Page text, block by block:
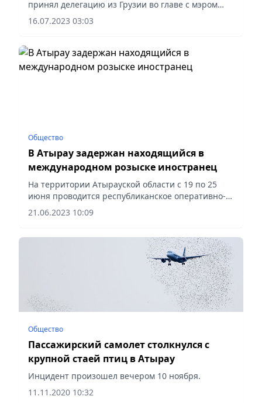
принял делегацию из Грузии во главе с мэром
города Боржоми Отаром Арболишвили,
прибывшую в Атырау с рабочим визитом.
16.07.2023 03:03
Общество
В Атырау задержан находящийся в
международном розыске иностранец
На территории Атырауской области с 19 по 25
июня проводится республиканское оперативно-
профилактическое мероприятие «Нелегал-2023» с
целью выявления фактов незаконной миграции,
21.06.2023 10:09
Общество
Пассажирский самолет столкнулся с
крупной стаей птиц в Атырау
Инцидент произошел вечером 10 ноября.
11.11.2020 10:32